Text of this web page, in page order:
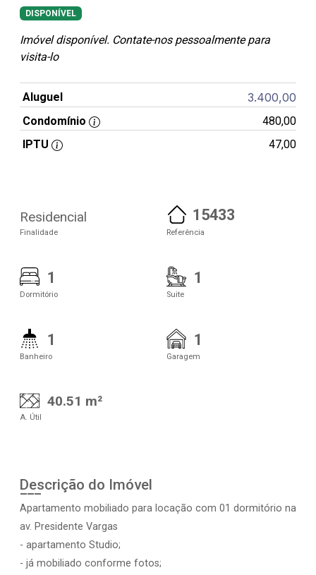
DISPONÍVEL
Imóvel disponível. Contate-nos pessoalmente para
visita-lo
Aluguel 3.400,00
Condomínio
480,00
IPTU
47,00
Residencial
Finalidade
15433
Referência
1
Dormitório
1
Suite
1
Banheiro
1
Garagem
40.51 m²
A. Útil
Descrição do Imóvel
Apartamento mobiliado para locação com 01 dormitório na
av. Presidente Vargas
- apartamento Studio;
- já mobiliado conforme fotos;